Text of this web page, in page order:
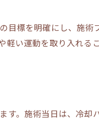
目標を明確にし、施術
い運動を取り入れるこ
す。施術当日は、冷却